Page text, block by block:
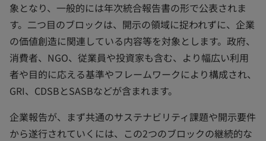
象となり、一般的には年次統合報告書の形で公表されま
す。二つ目のブロックは、開示の領域に捉われずに、企業
の価値創造に関連している内容等を対象とします。政府、
消費者、NGO、従業員や投資家も含む、より幅広い利用
者や目的に応える基準やフレームワークにより構成され、
GRI、CDSBとSASBなどが含まれます。
企業報告が、まず共通のサステナビリティ課題や開示要件
から遂行されていくには、この2つのブロックの継続的な